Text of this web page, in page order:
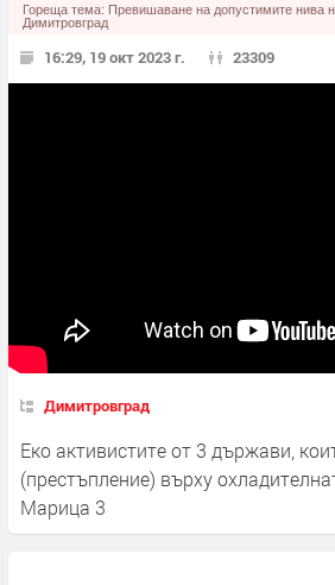
Гореща тема: Превишаване на допустимите нива
Димитровград
16:29, 19 окт 2023 г. 23309
Димитровград
Еко активистите от 3 държави,
(престъпление) върху
Марица 3